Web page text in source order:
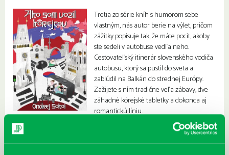
Tretia zo série kníh s humorom sebe
vlastným, nás autor berie na výlet, pričom
zážitky popisuje tak, že máte pocit, akoby
ste sedeli v autobuse vedľa neho.
Cestovateľský itinerár slovenského vodiča
autobusu, ktorý sa pustil do sveta a
zablúdil na Balkán do strednej Európy.
Zažijete s ním tradične veľa zábavy, dve
záhadné kórejské tabletky a dokonca aj
romantickú líniu.